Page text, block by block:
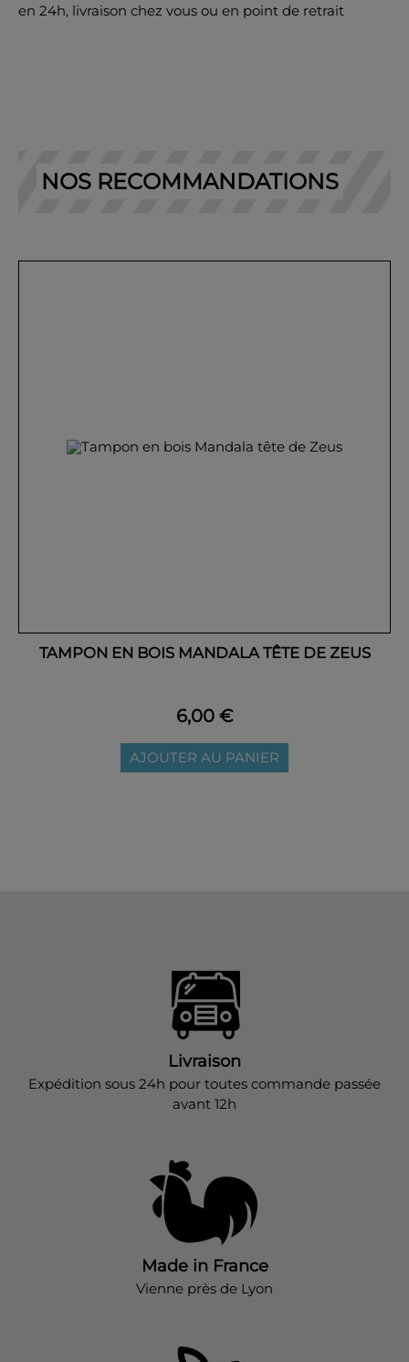
en 24h, livraison chez vous ou en point de retrait
NOS RECOMMANDATIONS
TAMPON EN BOIS MANDALA TÊTE DE ZEUS
6,00 €
AJOUTER AU PANIER
Livraison
Expédition sous 24h pour toutes commande passée
avant 12h
Made in France
Vienne près de Lyon